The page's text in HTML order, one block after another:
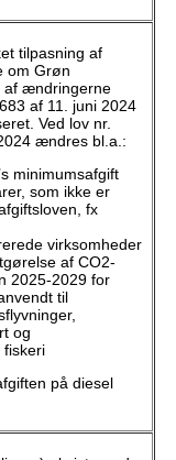
tilpasning af
om Grøn
af ændringerne
af 11. juni 2024
Ved lov nr.
ændres bl.a.:
minimumsafgift
som ikke er
fx
virksomheder
af CO2-
2025-2029 for
til
og
på diesel